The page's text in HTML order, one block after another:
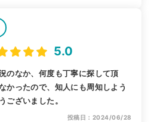
5.0
のなか、何度も丁寧に探して頂
かったので、知人にも周知しよう
ございました。
投稿日：2024/06/28